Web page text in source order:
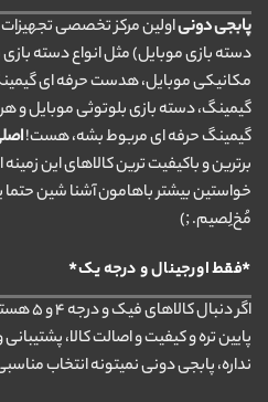
پابجی دونیاولین مرکز تخصصی
دسته بازی موبایل) مثل انواع دسته
مکانیکی موبایل، هدست حرفه ای
گیمینگ، دسته بازی بلوتوثی موبایل و
گیمینگ حرفه ای مربوط بشه، هست!
برترین و باکیفیت ترین کالاهای این
خواستین بیشتر باهامون آشنا شین
مُخ‌لِصیم. ;)
*فقط اورجینال و درجه یک*
اگر
پایین تره و کیفیت و اصالت کالا،
نداره، پابجی دونی نمیتونه انتخاب